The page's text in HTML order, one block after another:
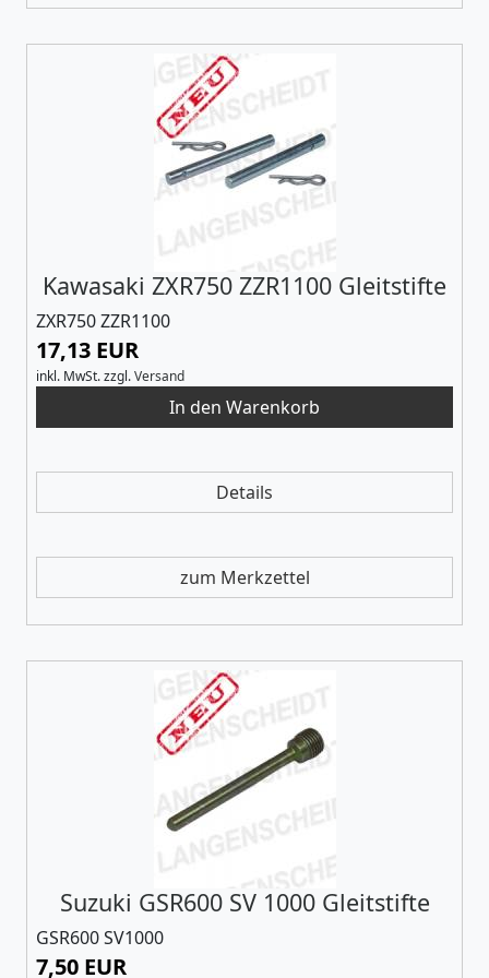
Kawasaki ZXR750 ZZR1100 Gleitstifte
ZXR750 ZZR1100
17,13 EUR
inkl. MwSt.zzgl.Versand
Details
zum Merkzettel
Suzuki GSR600 SV 1000 Gleitstifte
GSR600 SV1000
7,50 EUR